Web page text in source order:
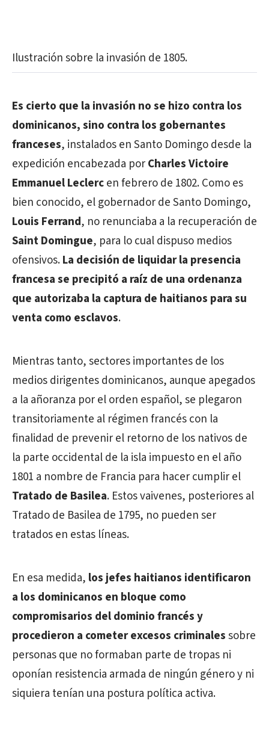
Ilustración sobre la invasión de 1805.
Es cierto que la invasión no se hizo contra los
dominicanos, sino contra los gobernantes
franceses, instalados en Santo Domingo desde la
expedición encabezada porCharles Victoire
Emmanuel Leclercen febrero de 1802. Como es
bien conocido, el gobernador de Santo Domingo,
Louis Ferrand, no renunciaba a la recuperación de
Saint Domingue, para lo cual dispuso medios
ofensivos.La decisión de liquidar la presencia
francesa se precipitó a raíz de una ordenanza
que autorizaba la captura de haitianos para su
venta como esclavos.
Mientras tanto, sectores importantes de los
medios dirigentes dominicanos, aunque apegados
a la añoranza por el orden español, se plegaron
transitoriamente al régimen francés con la
finalidad de prevenir el retorno de los nativos de
la parte occidental de la isla impuesto en el año
1801 a nombre de Francia para hacer cumplir el
Tratado de Basilea. Estos vaivenes, posteriores al
Tratado de Basilea de 1795, no pueden ser
tratados en estas líneas.
En esa medida, los jefes haitianos identificaron
a los dominicanos en bloque como
compromisarios del dominio francés y
procedieron a cometer excesos criminalessobre
personas que no formaban parte de tropas ni
oponían resistencia armada de ningún género y ni
siquiera tenían una postura política activa.